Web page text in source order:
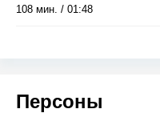
108 мин. / 01:48
Персоны